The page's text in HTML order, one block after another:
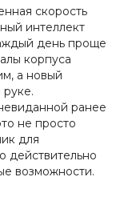
скорость
интеллект
день проще
корпуса
а новый
ранее
не просто
для
действительно
возможности.